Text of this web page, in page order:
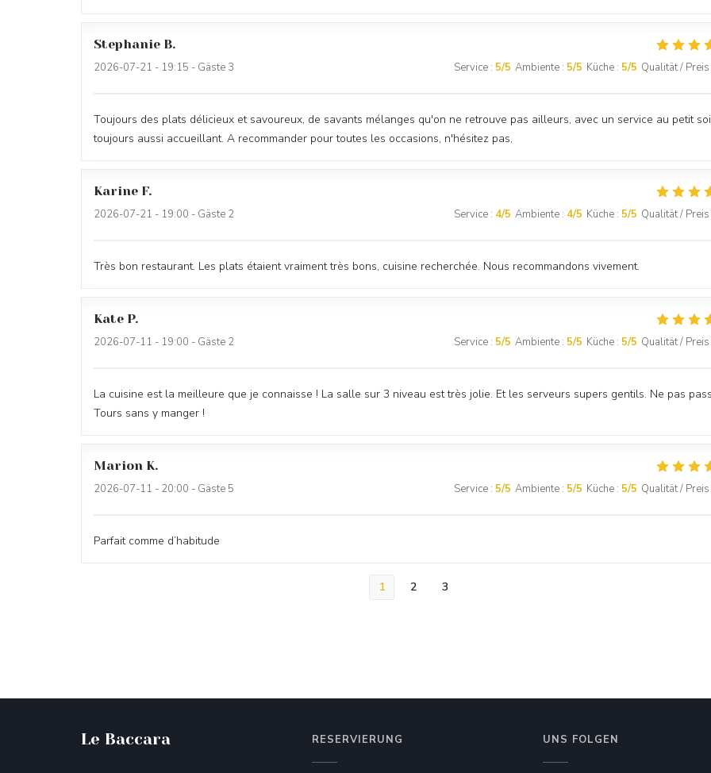
Stephanie B
2026-07-21 - 19:15 - Gäste 3 Service : 5/5 Ambiente : 5/5 Küche : 5/5 Qualität / Preis
Toujours des plats délicieux et savoureux, de savants mélanges qu'on ne retrouve pas ailleurs, avec un service au petit
toujours aussi accueillant. A recommander pour toutes les occasions, n'hésitez pas,
Karine F
2026-07-21 - 19:00 - Gäste 2 Service : 4/5 Ambiente : 4/5 Küche : 5/5 Qualität / Preis
Très bon restaurant. Les plats étaient vraiment très bons, cuisine recherchée. Nous recommandons vivement.
Kate P
2026-07-11 - 19:00 - Gäste 2 Service : 5/5 Ambiente : 5/5 Küche : 5/5 Qualität / Preis
La cuisine est la meilleure que je connaisse ! La salle sur 3 niveau est très jolie. Et les serveurs supers gentils. Ne pas
Tours sans y manger !
Marion K
2026-07-11 - 20:00 - Gäste 5 Service : 5/5 Ambiente : 5/5 Küche : 5/5 Qualität / Preis
Parfait comme d’habitude
1 2 3
Le Baccara RESERVIERUNG UNS FOLGEN